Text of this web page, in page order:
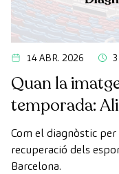
14 ABR. 2026
Quan la
temporada:
el FC
Com el diagnòstic
recuperació dels
Barcelona.